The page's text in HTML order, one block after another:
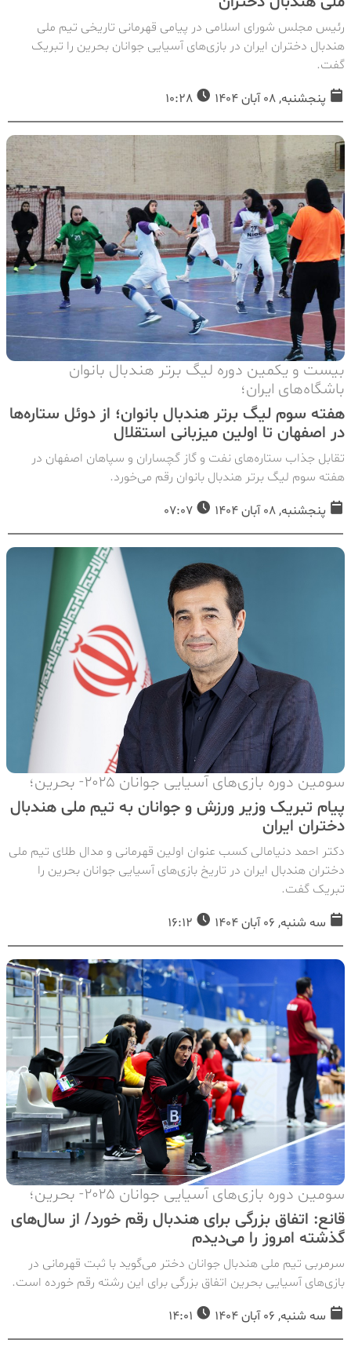
رئیس مجلس شورای اسلامی در پیامی قهرمانی تاریخی تیم ملی
هندبال دختران ایران در بازی‌های آسیایی جوانان بحرین را تبریک
گفت.
پنجشنبه, 08 آبان 1404
بیست و یکمین دوره لیگ برتر هندبال بانوان
باشگاه‌های ایران؛
هفته سوم لیگ برتر هندبال بانوان؛ از دوئل ستاره‌ها
در اصفهان تا اولین میزبانی استقلال
تقابل جذاب ستاره‌های نفت و گاز گچساران و سپاهان اصفهان در
هفته سوم لیگ برتر هندبال بانوان رقم می‌خورد.
پنجشنبه, 08 آبان 1404
سومین دوره بازی‌های آسیایی جوانان ۲۰۲۵- بحرین؛
پیام تبریک وزیر ورزش و جوانان به تیم ملی هندبال
دختران ایران
دکتر احمد دنیامالی کسب عنوان اولین قهرمانی و مدال طلای تیم ملی
دختران هندبال ایران در تاریخ بازی‌های آسیایی جوانان بحرین را
تبریک گفت.
سه شنبه, 06 آبان 1404
سومین دوره بازی‌های آسیایی جوانان ۲۰۲۵- بحرین؛
قانع: اتفاق بزرگی برای هندبال رقم خورد/ از سال‌های
گذشته امروز را می‌دیدم
سرمربی تیم ملی هندبال جوانان دختر می‌گوید با ثبت قهرمانی در
بازی‌های آسیایی بحرین اتفاق بزرگی برای این رشته رقم خورده است.
سه شنبه, 06 آبان 1404